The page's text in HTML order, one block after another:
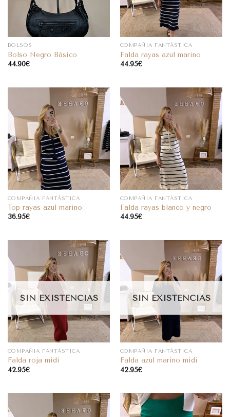
BOLSOS
Bolso Negro Básico
44.90€
COMPAÑIA FANTÁSTICA
Falda rayas azul marino
44.95€
COMPAÑIA FANTÁSTICA
Top rayas azul marino
36.95€
COMPAÑIA FANTÁSTICA
Falda rayas blanco y negro
44.95€
SIN EXISTENCIAS
COMPAÑIA FANTÁSTICA
Falda roja midi
42.95€
SIN EXISTENCIAS
COMPAÑIA FANTÁSTICA
Falda azul marino midi
42.95€